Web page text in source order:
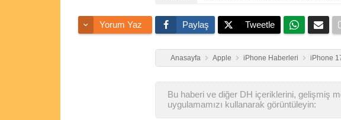
Yorum Yaz Paylaş Tweetle
Anasayfa Apple iPhone Haberleri iPhone
Bu haberi ve diğer DH içeriklerini, gelişmiş
uygulamamızı kullanarak görüntüleyin: